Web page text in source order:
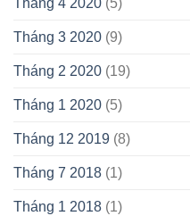
Tháng 4 2020 (5)
Tháng 3 2020 (9)
Tháng 2 2020 (19)
Tháng 1 2020 (5)
Tháng 12 2019 (8)
Tháng 7 2018 (1)
Tháng 1 2018 (1)